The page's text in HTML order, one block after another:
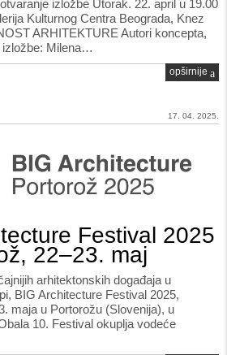
izložbe Utorak. 22. april u 19.00
Kulturnog Centra Beograda, Knez
ARHITEKTURE Autori koncepta,
izložbe: Milena…
opširnije
17. 04. 2025.
Festival 2025
22–23. maj
arhitektonskih događaja u
BIG Architecture Festival 2025,
maja u Portorožu (Slovenija), u
10. Festival okuplja vodeće